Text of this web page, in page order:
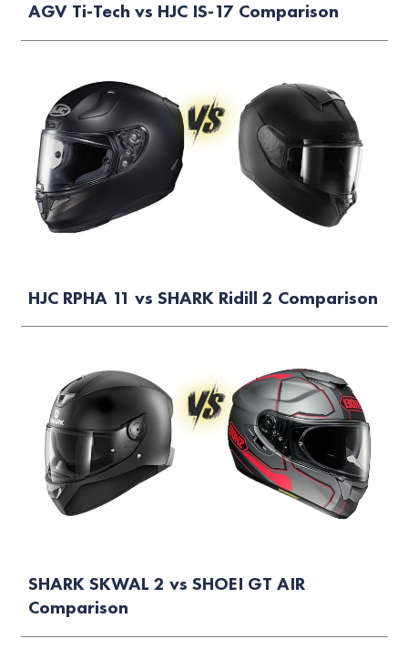
AGV Ti-Tech vs HJC IS-17 Comparison
HJC RPHA 11 vs SHARK Ridill 2 Comparison
SHARK SKWAL 2 vs SHOEI GT AIR
Comparison